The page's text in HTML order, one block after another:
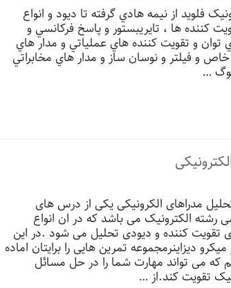
فلوید از نيمه هادي گرفته تا ديود و انواع
كننده ها ، تايريبستور و پاسخ فركانسي و
توان و تقويت كننده هاي عملياتي و مدار هاي
و فيلتر و نوسان ساز و مدار هاي مخابراتي
…
مدراهای الکرونیکی یکی از درس های
الکترونیک می باشد که در ان انواع
تقویت کننده و دیودی تحلیل می شود .در این
دیزاینرمجموعه تمرین هایی را برایتان اماده
که می تواند مهارت شما را در حل مسائل
تقویت کند.از …